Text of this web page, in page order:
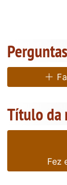
Perguntas
Título da
Fez